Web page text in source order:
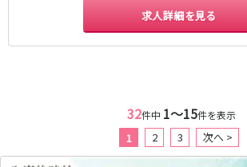
求人詳細を見る
32件中 1〜15件を表示
1 2 3 次へ >
五反野駅
北朝霞駅
新秋津駅
新八柱駅
新松戸駅